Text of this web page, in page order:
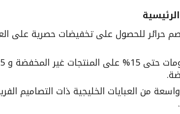
حرائر للحصول على تخفيضات حصرية على
من العبايات الخليجية ذات التصاميم